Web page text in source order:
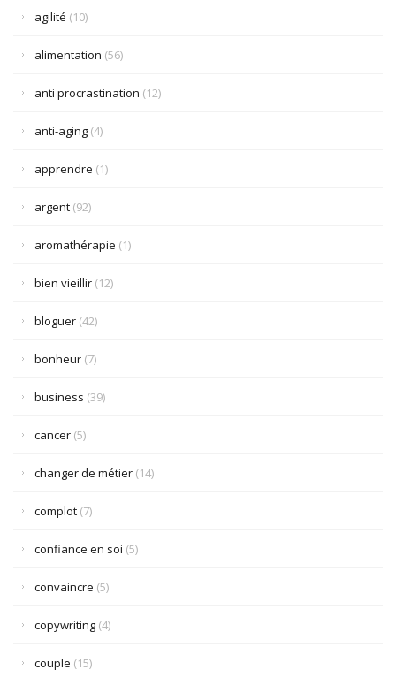
agilité (10)
alimentation (56)
anti procrastination (12)
anti-aging (4)
apprendre (1)
argent (92)
aromathérapie (1)
bien vieillir (12)
bloguer (42)
bonheur (7)
business (39)
cancer (5)
changer de métier (14)
complot (7)
confiance en soi (5)
convaincre (5)
copywriting (4)
couple (15)